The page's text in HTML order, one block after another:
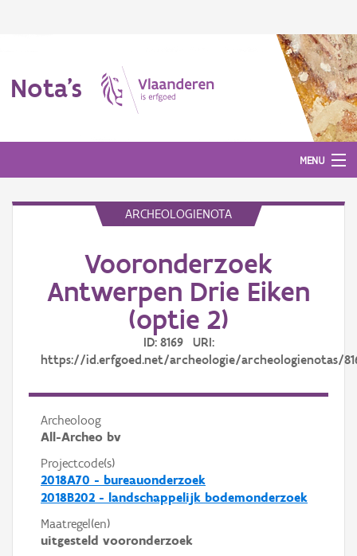
Nota's
MENU
ARCHEOLOGIENOTA
Vooronderzoek
Antwerpen Drie Eiken
(optie 2)
ID: 8169 URI:
https://id.erfgoed.net/archeologie/archeologienotas/
Archeoloog
All-Archeo bv
Projectcode(s)
2018A70 - bureauonderzoek
2018B202 - landschappelijk bodemonderzoek
Maatregel(en)
uitgesteld vooronderzoek